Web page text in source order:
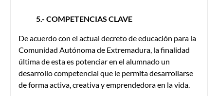
5.- COMPETENCIAS CLAVE
De acuerdo con el actual decreto de educación para la
Comunidad Autónoma de Extremadura, la finalidad
última de esta es potenciar en el alumnado un
desarrollo competencial que le permita desarrollarse
de forma activa, creativa y emprendedora en la vida.